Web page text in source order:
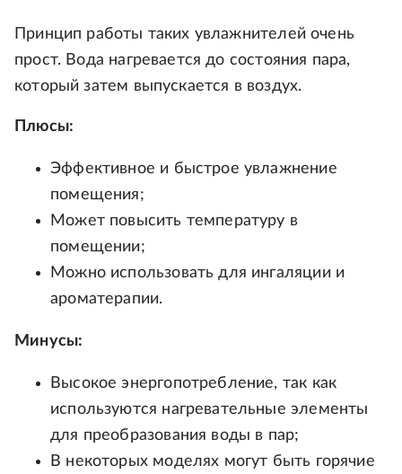
Принцип работы таких увлажнителей очень
прост. Вода нагревается до состояния пара,
который затем выпускается в воздух.
Плюсы:
Эффективное и быстрое увлажнение
помещения;
Может повысить температуру в
помещении;
Можно использовать для ингаляции и
ароматерапии.
Минусы:
Высокое энергопотребление, так как
используются нагревательные элементы
для преобразования воды в пар;
В некоторых моделях могут быть горячие